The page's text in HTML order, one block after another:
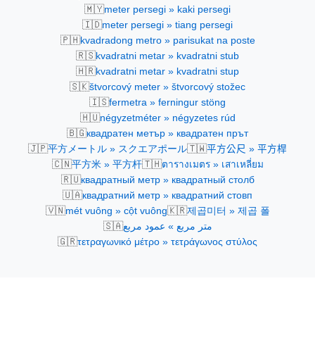
🇲🇾meter persegi » kaki persegi
🇮🇩meter persegi » tiang persegi
🇵🇭kvadradong metro » parisukat na poste
🇷🇸kvadratni metar » kvadratni stub
🇭🇷kvadratni metar » kvadratni stup
🇸🇰štvorcový meter » štvorcový stožec
🇮🇸fermetra » ferningur stöng
🇭🇺négyzetméter » négyzetes rúd
🇧🇬квадратен метър » квадратен прът
🇯🇵平方メートル » スクエアポール🇹🇼平方公尺 » 平方桿
🇨🇳平方米 » 平方杆🇹🇭ตารางเมตร » เสาเหลี่ยม
🇷🇺квадратный метр » квадратный столб
🇺🇦квадратний метр » квадратний стовп
🇻🇳mét vuông » cột vuông🇰🇷제곱미터 » 제곱 폴
🇸🇦متر مربع » عمود مربع
🇬🇷τετραγωνικό μέτρο » τετράγωνος στύλος